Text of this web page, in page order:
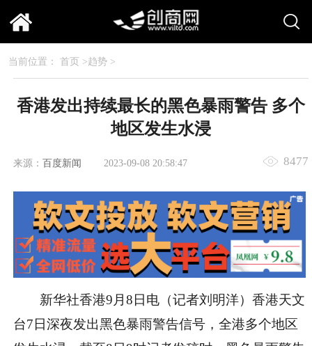
当前位置： 首页 >趋势 >
香港发出持续最长的黑色暴雨警告 多个
地区发生水浸
来源： 百度新闻 2023-09-08 20:58:47 8477
新华社香港9月8日电（记者刘明洋）香港天文
台7日深夜发出黑色暴雨警告信号，全港多个地区